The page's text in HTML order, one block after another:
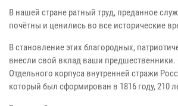
В нашей стране ратный труд, преданное
почётны и ценились во все исторические
В становление этих благородных,
внесли свой вклад ваши
Отдельного корпуса внутренней стражи
который был сформирован в 1816 году, 210